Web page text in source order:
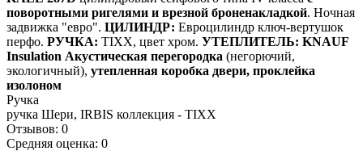
поворотными ригелями и врезной броненакладкой. Ночная
задвижка "евро". ЦИЛИНДР: Евроцилиндр ключ-вертушок
перфо. РУЧКА: TIXX, цвет хром. УТЕПЛИТЕЛЬ: KNAUF
Insulation Акустическая перегородка (негорючий,
экологичный), утепленная коробка двери, проклейка
изолоном
Ручка
ручка Шери, IRBIS коллекция - TIXX
Отзывов: 0
Средняя оценка: 0